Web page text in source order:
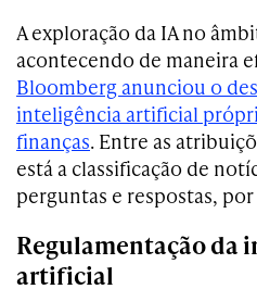
A exploração da IA no
acontecendo de maneira
Bloomberg anunciou o
inteligência artificial
finanças. Entre as
está a classificação de
perguntas e respostas,
Regulamentação da
artificial